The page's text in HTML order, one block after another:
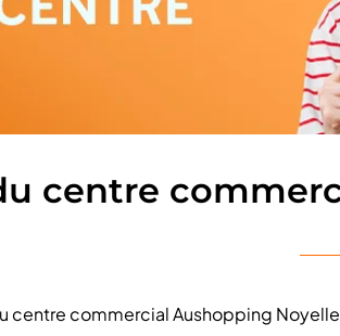
centre
centre commercial Aushopping